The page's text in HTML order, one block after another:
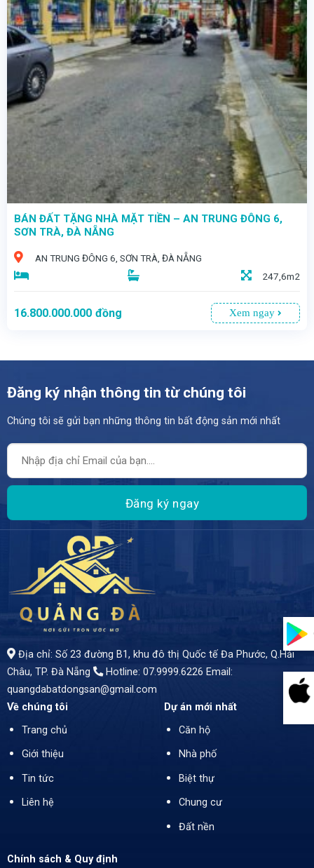
BÁN ĐẤT TẶNG NHÀ MẶT TIỀN – AN TRUNG ĐÔNG 6,
SƠN TRÀ, ĐÀ NẴNG
AN TRUNG ĐÔNG 6, SƠN TRÀ, ĐÀ NẴNG
247,6m2
16.800.000.000 đồng Xem ngay
Đăng ký nhận thông tin từ chúng tôi
Chúng tôi sẽ gửi bạn những thông tin bất động sản mới nhất
Địa chỉ: Số 23 đường B1, khu đô thị Quốc tế Đa Phước, Q.Hải
Châu, TP. Đà Nẵng
Hotline: 07.9999.6226 Email:
quangdabatdongsan@gmail.com
Về chúng tôi
Trang chủ
Giới thiệu
Tin tức
Liên hệ
Dự án mới nhất
Căn hộ
Nhà phố
Biệt thự
Chung cư
Đất nền
Chính sách & Quy định